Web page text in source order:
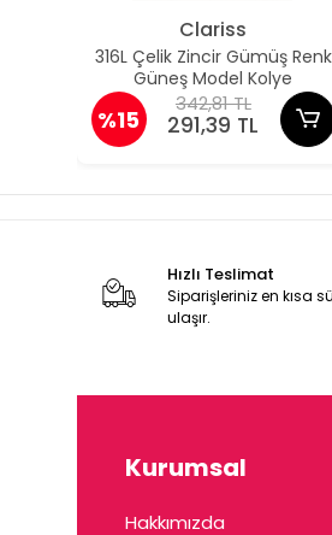
Clariss
316L Çelik Zincir Gümüş Renk
Güneş Model Kolye
%15
342,81 TL
291,39 TL
Hızlı Teslimat
Siparişleriniz en kısa
ulaşır.
Kurumsal
Hakkımızda